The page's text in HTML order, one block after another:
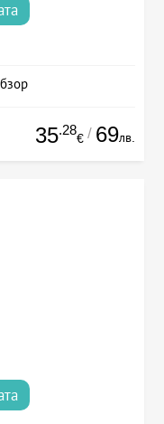
35.28
€ / 69лв.